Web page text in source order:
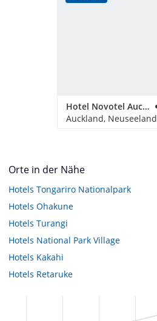
Hotel Novotel Auckland Airport
Auckland, Neuseeland
Orte in der Nähe
Hotels Tongariro Nationalpark
Hotels Ohakune
Hotels Turangi
Hotels National Park Village
Hotels Kakahi
Hotels Retaruke